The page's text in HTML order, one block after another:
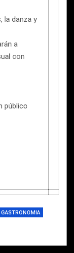
la danza y
a
con
público
GASTRONOMIA